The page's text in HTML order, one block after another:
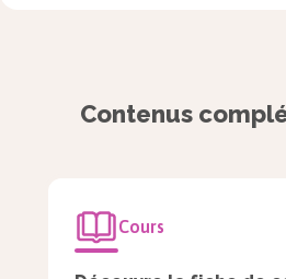
27 avril 1859 :
Piémontais et
Contenus
Cours